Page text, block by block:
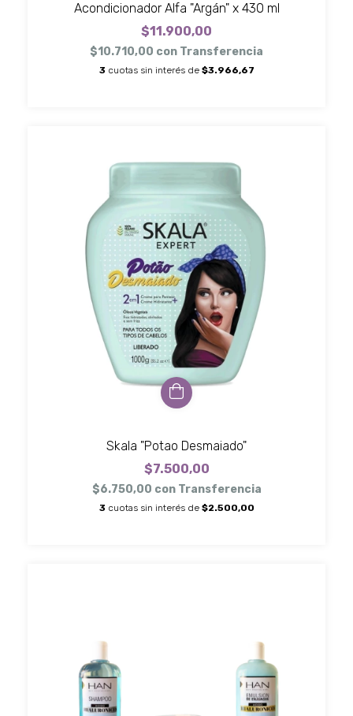
Acondicionador Alfa "Argán" x 430 ml
$11.900,00
$10.710,00 con Transferencia
3 cuotas sin interés de $3.966,67
Skala "Potao Desmaiado"
$7.500,00
$6.750,00 con Transferencia
3 cuotas sin interés de $2.500,00